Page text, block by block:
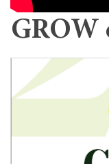
GROW